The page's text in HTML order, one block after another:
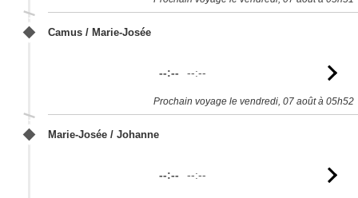
Camus / Marie-Josée
--:-- --:--
Prochain voyage le vendredi, 07 août à 05h52
Marie-Josée / Johanne
--:-- --:--